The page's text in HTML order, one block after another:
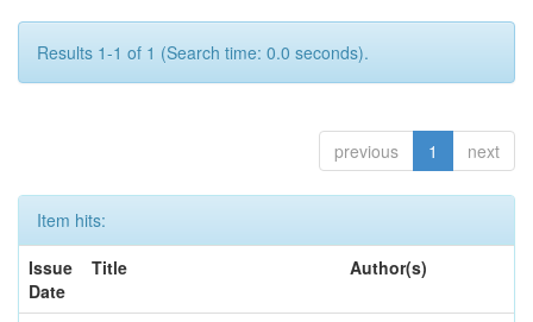
Results 1-1 of 1 (Search time: 0.0 seconds).
previous 1 next
Item hits:
Issue
Date
Title Author(s)